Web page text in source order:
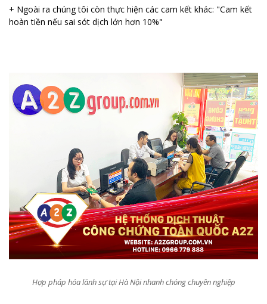
+ Ngoài ra chúng tôi còn thực hiện các cam kết khác: "Cam kết
hoàn tiền nếu sai sót dịch lớn hơn 10%"
Hợp pháp hóa lãnh sự tại Hà Nội nhanh chóng chuyên nghiệp